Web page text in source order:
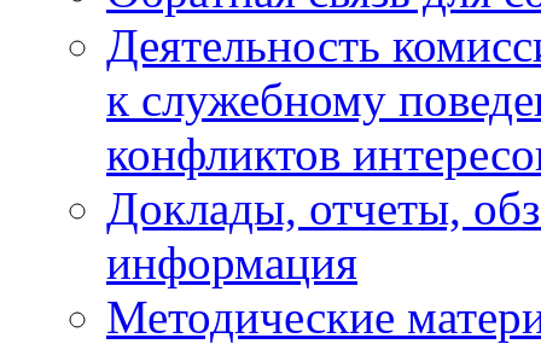
Деятельность
к служебному
конфликтов
Доклады, отчеты,
информация
Методические